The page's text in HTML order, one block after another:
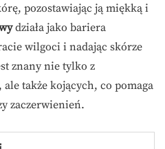
pozostawiając ją miękką i
działa jako bariera
wilgoci i nadając skórze
znany nie tylko z
także kojących, co pomaga
zaczerwienień.